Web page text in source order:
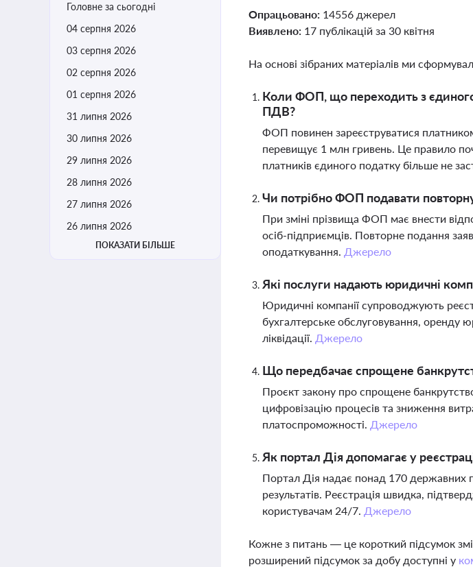
Головне за сьогодні
04 серпня 2026
03 серпня 2026
02 серпня 2026
01 серпня 2026
31 липня 2026
30 липня 2026
29 липня 2026
28 липня 2026
27 липня 2026
26 липня 2026
ПОКАЗАТИ БІЛЬШЕ
Опрацьовано: 14556 джерел
Виявлено: 17 публікацій за 30 квітня
На основі зібраних матеріалів ми
Коли ФОП, що переходить з
ПДВ?
ФОП повинен зареєструватися
перевищує 1 млн гривень. Це правило
платників єдиного податку більше не
Чи потрібно ФОП подавати
При зміні прізвища ФОП має внести
осіб-підприємців. Повторне подання
оподаткування. Джерело
Які послуги надають юридичні
Юридичні компанії супроводжують
бухгалтерське обслуговування, оренду
ліквідації. Джерело
Що передбачає спрощене
Проєкт закону про спрощене
цифровізацію процесів та зниження
платоспроможності. Джерело
Як портал Дія допомагає у
Портал Дія надає понад 170 державних
результатів. Реєстрація швидка,
користувачам 24/7. Джерело
Кожне з питань — це короткий підсумок
розширений підсумок за добу доступні у